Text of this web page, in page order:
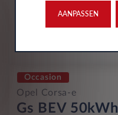
447
Occasion
Opel Corsa-e
Gs BEV 50kWh
AANPASSEN